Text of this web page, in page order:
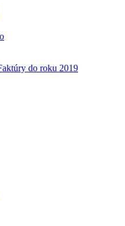
do roku 2019